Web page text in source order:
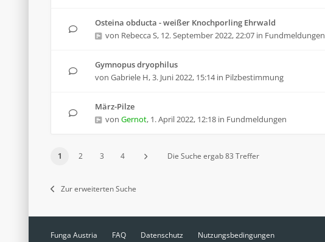
Osteina obducta - weißer Knochporling Ehrwald
von Rebecca S, 12. September 2022, 22:07 in Fundmeldungen
Gymnopus dryophilus
von Gabriele H,3. Juni 2022, 15:14in Pilzbestimmung
März-Pilze
von Gernot, 1. April 2022, 12:18 in Fundmeldungen
1 2 3 4 Die Suche ergab 83 Treffer
Zur erweiterten Suche
Funga Austria FAQ Datenschutz Nutzungsbedingungen